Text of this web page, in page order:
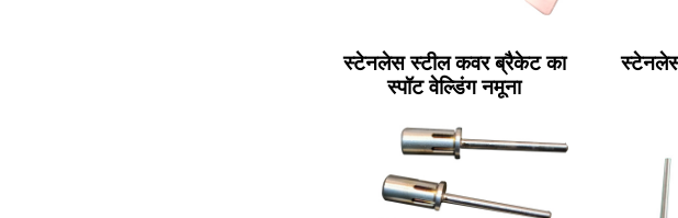
स्टेनलेस स्टील कवर ब्रैकेट का
स्पॉट वेल्डिंग नमूना